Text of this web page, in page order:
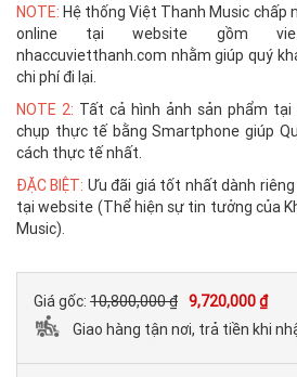
NOTE: Hệ thống Việt Thanh Music chấp
online tại website gồm
nhaccuvietthanh.com nhằm giúp quý
chi phí đi lại.
NOTE 2: Tất cả hình ảnh sản phẩm
chụp thực tế bằng Smartphone giúp
cách thực tế nhất.
ĐẶC BIỆT: Ưu đãi giá tốt nhất dành
tại website (Thể hiện sự tin tưởng của
Music).
Giá gốc: 10,800,000 ₫ 9,720,000 ₫
Giao hàng tận nơi, trả tiền khi